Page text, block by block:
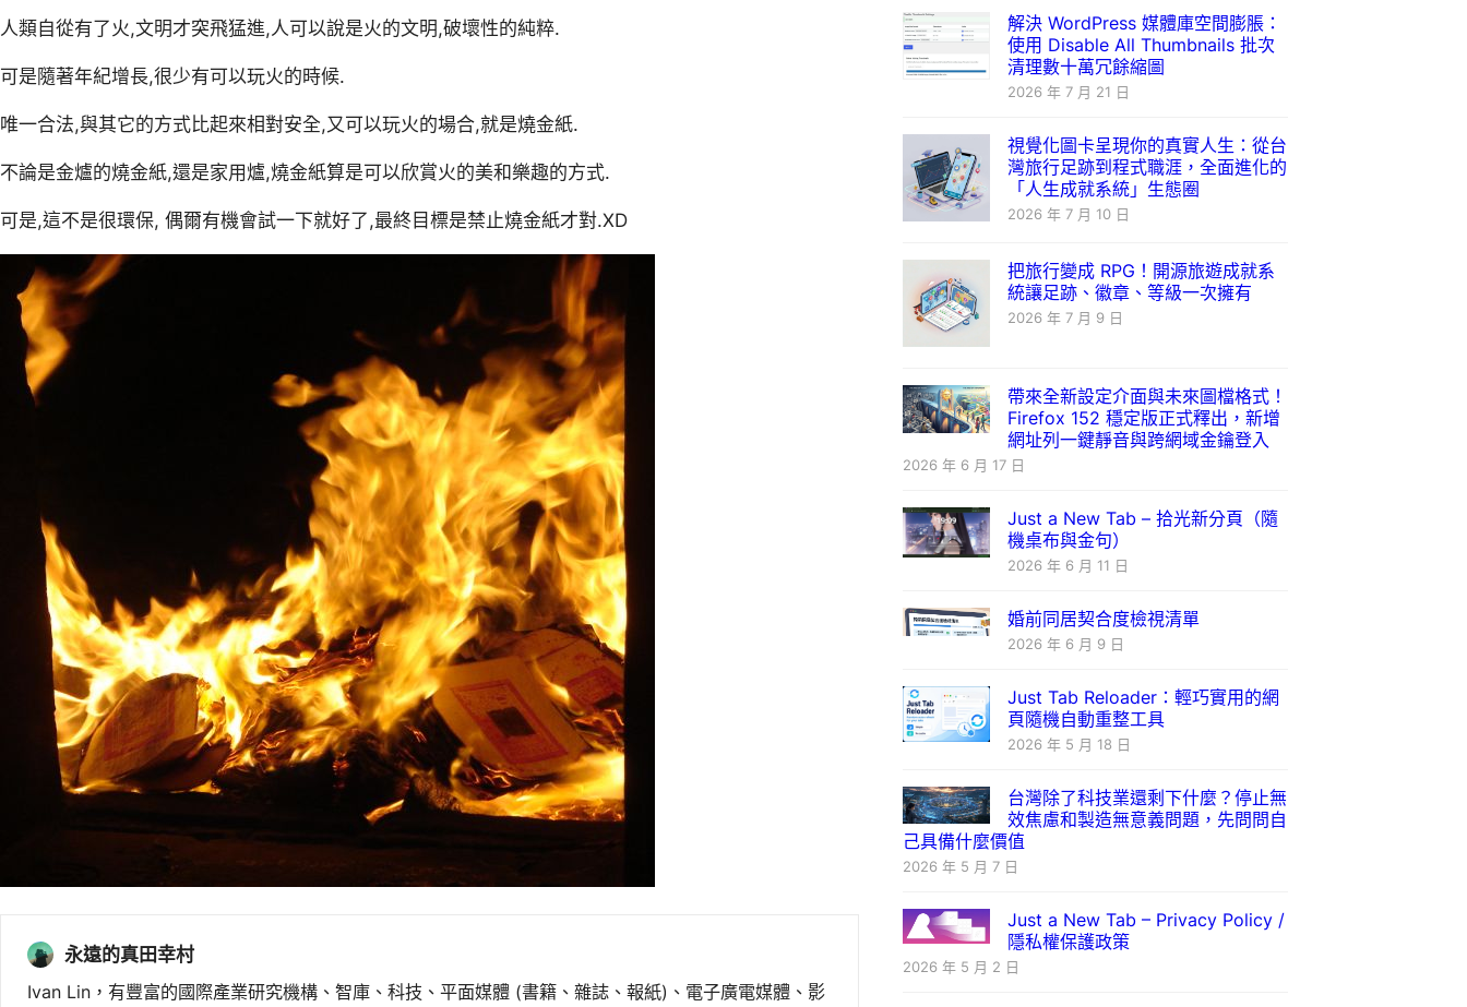
人類自從有了火,文明才突飛猛進,人可以說是火的文明,破壞性的純粹.
可是隨著年紀增長,很少有可以玩火的時候.
唯一合法,與其它的方式比起來相對安全,又可以玩火的場合,就是燒金紙.
不論是金爐的燒金紙,還是家用爐,燒金紙算是可以欣賞火的美和樂趣的方式.
可是,這不是很環保, 偶爾有機會試一下就好了,最終目標是禁止燒金紙才對.XD
永遠的真田幸村
Ivan Lin，有豐富的國際產業研究機構、智庫、科技、平面媒體 (書籍、雜誌、報紙)、電子廣電媒體、影
解決 WordPress 媒體庫空間膨脹：
使用 Disable All Thumbnails 批次
清理數十萬冗餘縮圖
2026 年 7 月 21 日
視覺化圖卡呈現你的真實人生：從台
灣旅行足跡到程式職涯，全面進化的
「人生成就系統」生態圈
2026 年 7 月 10 日
把旅行變成 RPG！開源旅遊成就系
統讓足跡、徽章、等級一次擁有
2026 年 7 月 9 日
帶來全新設定介面與未來圖檔格式！
Firefox 152 穩定版正式釋出，新增
網址列一鍵靜音與跨網域金鑰登入
2026 年 6 月 17 日
Just a New Tab – 拾光新分頁（隨
機桌布與金句）
2026 年 6 月 11 日
婚前同居契合度檢視清單
2026 年 6 月 9 日
Just Tab Reloader：輕巧實用的網
頁隨機自動重整工具
2026 年 5 月 18 日
台灣除了科技業還剩下什麼？停止無
效焦慮和製造無意義問題，先問問自
己具備什麼價值
2026 年 5 月 7 日
Just a New Tab – Privacy Policy /
隱私權保護政策
2026 年 5 月 2 日